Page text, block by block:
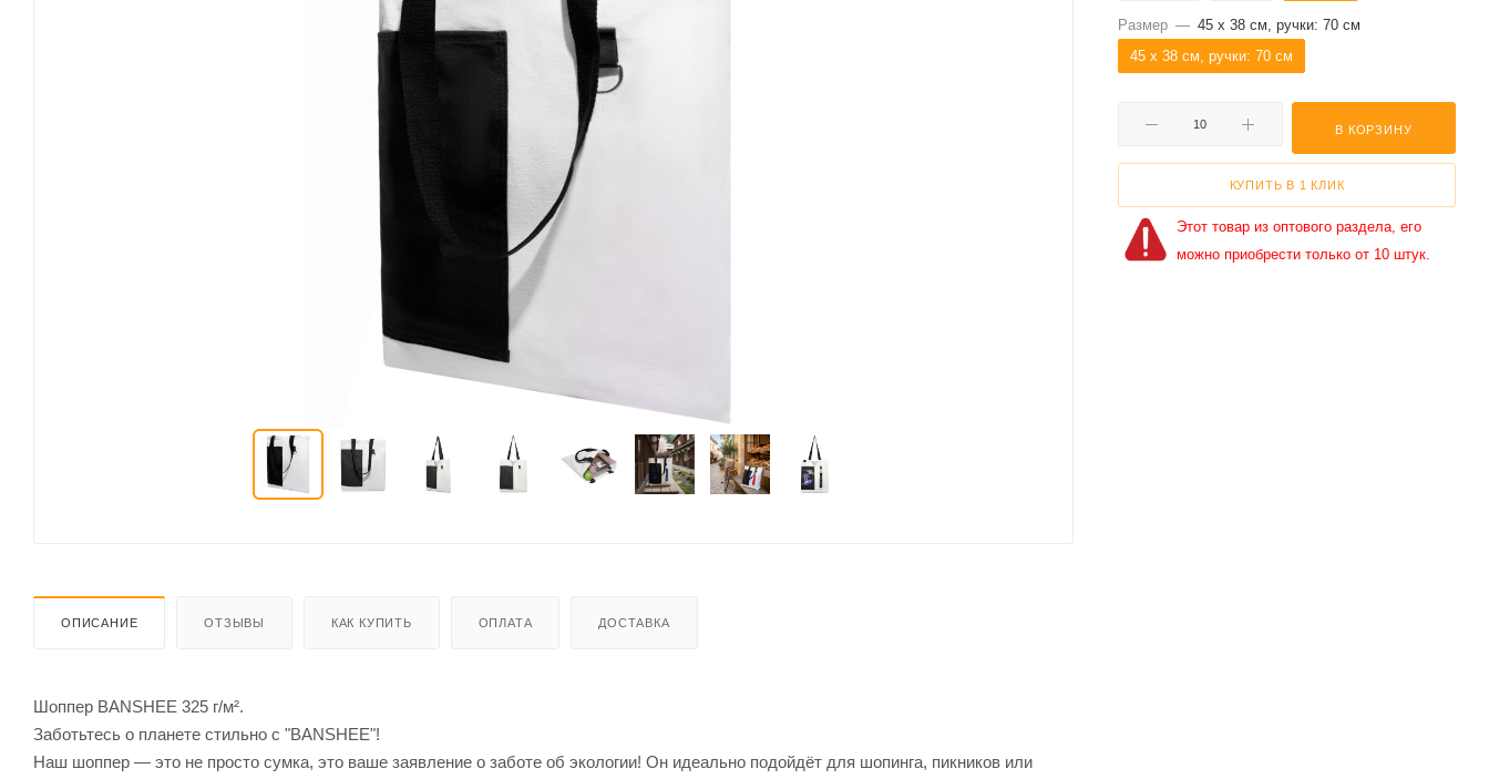
ОПИСАНИЕ ОТЗЫВЫ КАК КУПИТЬ ОПЛАТА ДОСТАВКА
Шоппер BANSHEE 325 г/м².
Заботьтесь о планете стильно с "BANSHEE"!
Наш шоппер — это не просто сумка, это ваше заявление о заботе об экологии! Он идеально подойдёт для шопинга, пикников или
Размер — 45 х 38 см, ручки: 70 см
45 х 38 см, ручки: 70 см
В КОРЗИНУ
КУПИТЬ В 1 КЛИК
Этот товар из оптового раздела, его
можно приобрести только от 10 штук.